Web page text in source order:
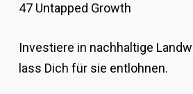
47 Untapped Growth
Investiere in nachhaltige
lass Dich für sie entlohnen.